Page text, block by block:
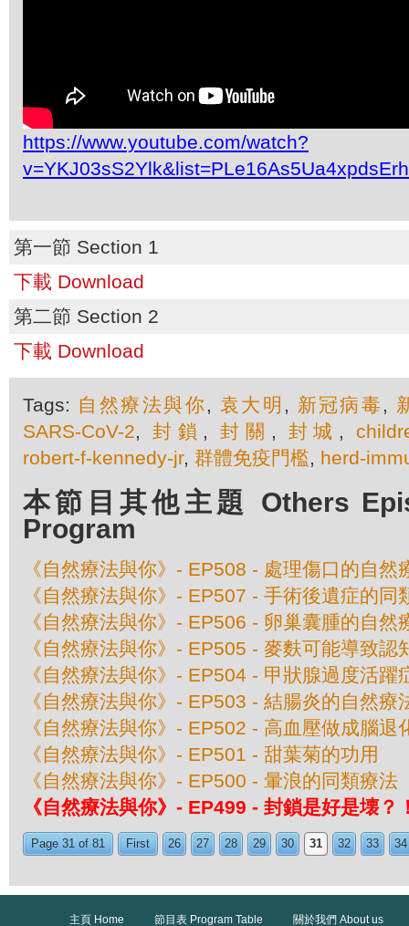
https://www.youtube.com/watch?
第一節 Section 1
下載 Download
第二節 Section 2
下載 Download
Tags: 自然療法與你, 袁大明 , 新冠病毒,
SARS-CoV-2, 封鎖 ,封關 , 封城 ,
robert-f-kennedy-jr, 群體免疫門檻, herd-
本節目其他主題 Others
Program
《自然療法與你》- EP508 - 處理傷口的自然
《自然療法與你》- EP507 - 手術後遺症的同
《自然療法與你》- EP506 - 卵巢囊腫的自然
《自然療法與你》- EP505 - 麥麩可能導致認
《自然療法與你》- EP504 - 甲狀腺過度活躍
《自然療法與你》- EP503 - 結腸炎的自然療
《自然療法與你》- EP502 - 高血壓做成腦退
《自然療法與你》- EP501 - 甜葉菊的功用
《自然療法與你》- EP500 - 暈浪的同類療法
《自然療法與你》- EP499 - 封鎖是好是壊？
Page 31 of 81 First 26 27 28 29 30 31 32 33 34
主頁 Home 節目表 Program Table
關於我們 About us